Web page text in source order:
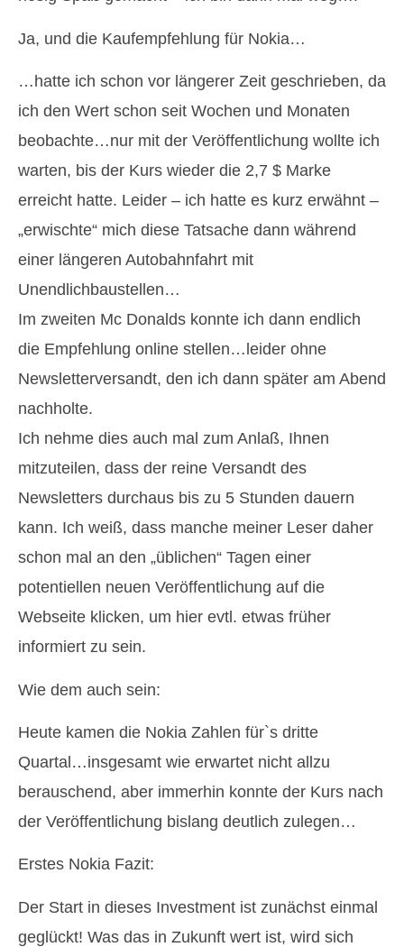
Ja, und die Kaufempfehlung für Nokia…
…hatte ich schon vor längerer Zeit geschrieben, da
ich den Wert schon seit Wochen und Monaten
beobachte…nur mit der Veröffentlichung wollte ich
warten, bis der Kurs wieder die 2,7 $ Marke
erreicht hatte. Leider – ich hatte es kurz erwähnt –
„erwischte“ mich diese Tatsache dann während
einer längeren Autobahnfahrt mit
Unendlichbaustellen…
Im zweiten Mc Donalds konnte ich dann endlich
die Empfehlung online stellen…leider ohne
Newsletterversandt, den ich dann später am Abend
nachholte.
Ich nehme dies auch mal zum Anlaß, Ihnen
mitzuteilen, dass der reine Versandt des
Newsletters durchaus bis zu 5 Stunden dauern
kann. Ich weiß, dass manche meiner Leser daher
schon mal an den „üblichen“ Tagen einer
potentiellen neuen Veröffentlichung auf die
Webseite klicken, um hier evtl. etwas früher
informiert zu sein.
Wie dem auch sein:
Heute kamen die Nokia Zahlen für`s dritte
Quartal…insgesamt wie erwartet nicht allzu
berauschend, aber immerhin konnte der Kurs nach
der Veröffentlichung bislang deutlich zulegen…
Erstes Nokia Fazit:
Der Start in dieses Investment ist zunächst einmal
geglückt! Was das in Zukunft wert ist, wird sich